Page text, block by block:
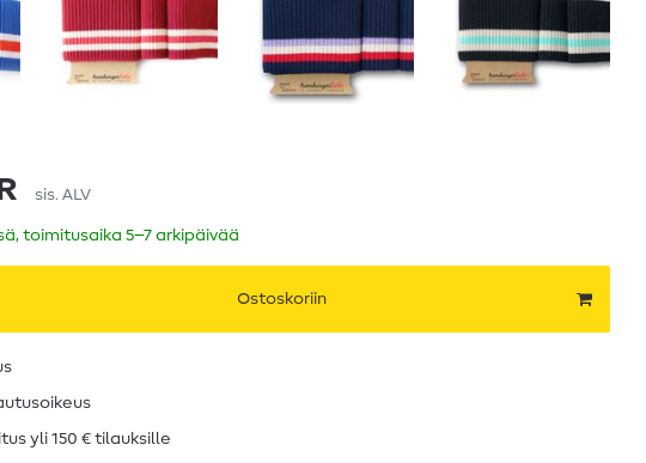
sis. ALV
toimitusaika 5–7 arkipäivää
Ostoskoriin
yli 150 € tilauksille